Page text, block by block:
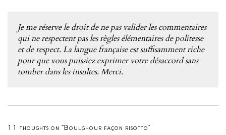
Je me réserve le droit de ne pas valider les commentaires
qui ne respectent pas les règles élémentaires de politesse
et de respect. La langue française est suffisamment riche
pour que vous puissiez exprimer votre désaccord sans
tomber dans les insultes. Merci.
11 thoughts on “Boulghour façon risotto”